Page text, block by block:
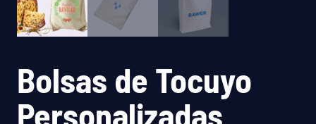
Bolsas de Tocuyo
Personalizadas